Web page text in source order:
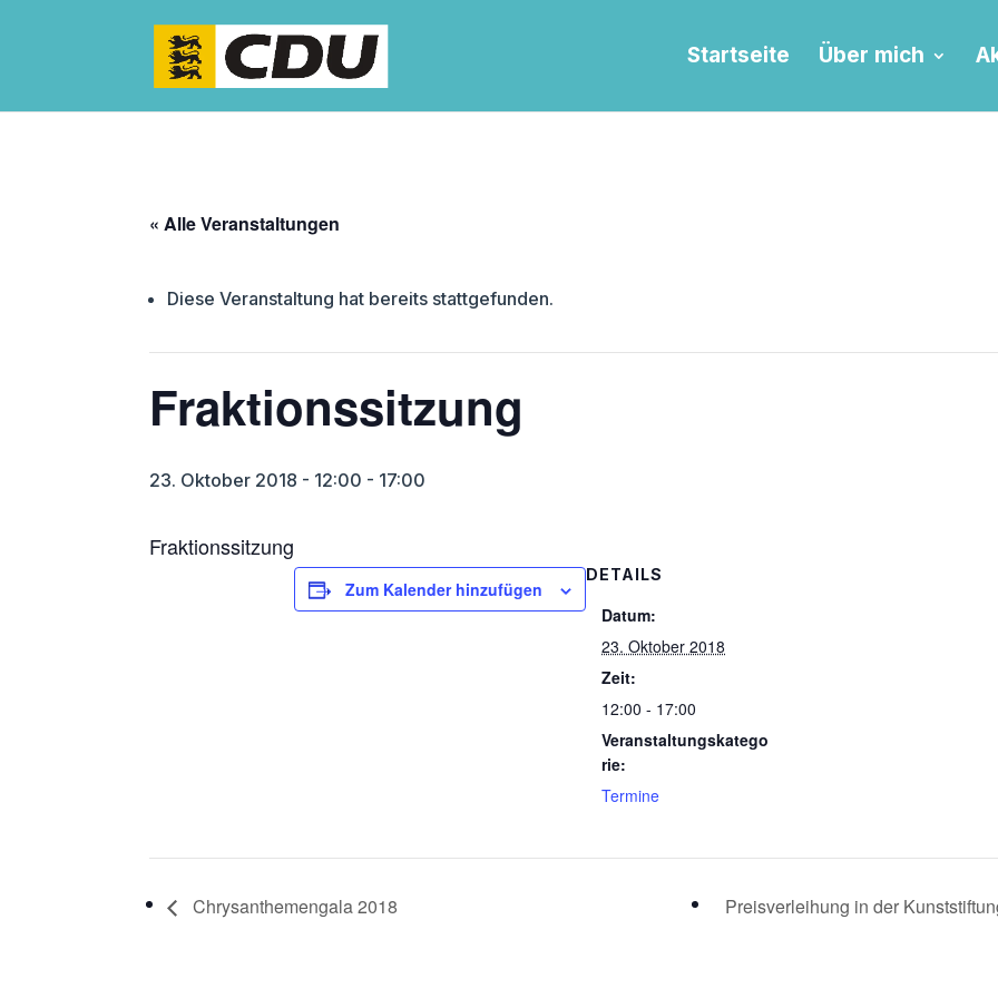
Startseite Über mich
« Alle Veranstaltungen
Diese Veranstaltung hat bereits stattgefunden.
Fraktionssitzung
23. Oktober 2018 - 12:00 - 17:00
Fraktionssitzung
Zum Kalender hinzufügen
DETAILS
Datum:
23. Oktober 2018
Zeit:
12:00 - 17:00
Veranstaltungskatego
rie:
Termine
Chrysanthemengala 2018 Preisverleihung in der